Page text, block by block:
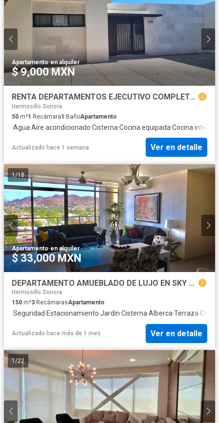
Apartamento·en alquiler
$ 9,000 MXN
RENTA DEPARTAMENTOS EJECUTIVO COMPLETAMENTE NUEVO
Hermosillo Sonora
50 m²1 Recámara1 BañoApartamento
·Agua·Aire acondicionado·Cisterna·Cocina equipada·Cocina integral
Actualizado hace 1 semana Ver en detalle
1/18
Apartamento·en alquiler
$ 33,000 MXN
DEPARTAMENTO AMUEBLADO DE LUJO EN SKY PITIC
Hermosillo Sonora
150 m²3 RecámarasApartamento
·Seguridad·Estacionamiento·Jardín·Cisterna·Alberca·Terraza·
Actualizado hace más de 1 mes Ver en detalle
1 /22